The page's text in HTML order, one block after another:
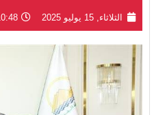
الثلاثاء, 15 يوليو 2025 10:48